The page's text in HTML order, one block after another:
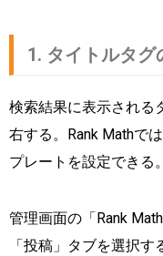
1. タイトルタ
検索結果に表示される
右する。Rank Mathで
プレートを設定できる。
管理画面の「Rank
「投稿」タブを選択